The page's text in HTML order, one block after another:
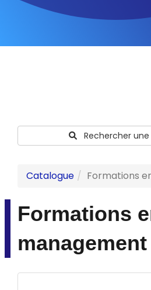
Rechercher
Catalogue Formations
Formations
management